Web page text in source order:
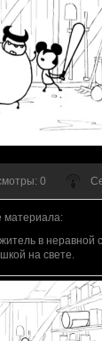
: 0
материала:
в неравной
на свете.